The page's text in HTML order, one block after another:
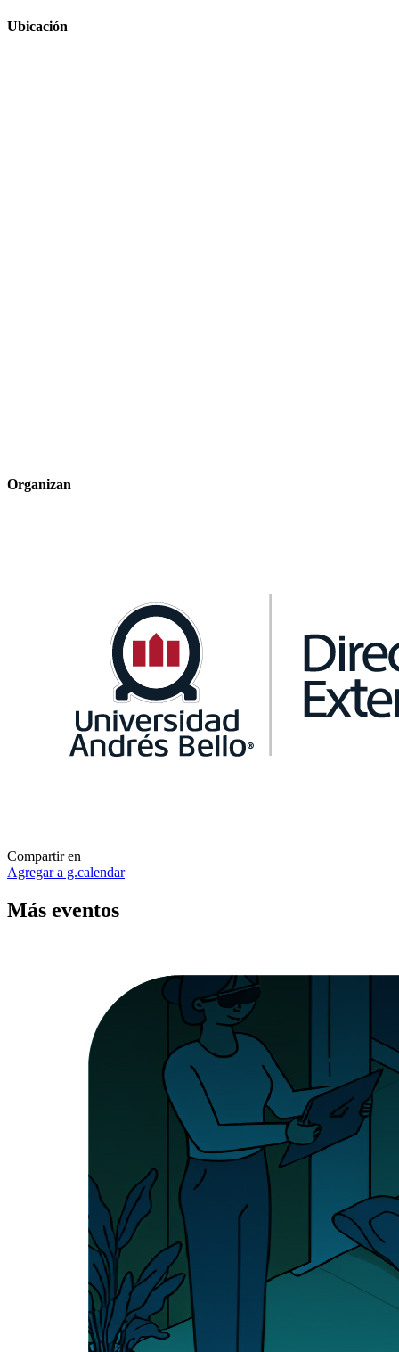
Ubicación
Organizan
Compartir en
Agregar a g.calendar
Más eventos